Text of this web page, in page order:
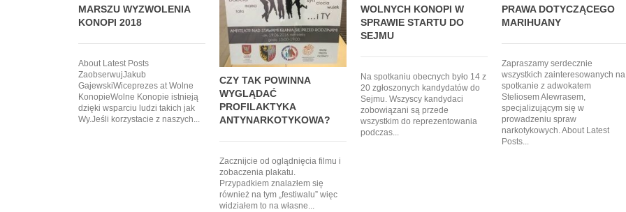
MARSZU WYZWOLENIA
KONOPI 2018
About Latest Posts
ZaobserwujJakub
GajewskiWiceprezes at Wolne
KonopieWolne Konopie istnieją
dzięki wsparciu ludzi takich jak
Wy.Jeśli korzystacie z naszych...
CZY TAK POWINNA
WYGLĄDAĆ
PROFILAKTYKA
ANTYNARKOTYKOWA?
Zacznijcie od oglądnięcia filmu i
zobaczenia plakatu.
Przypadkiem znalazłem się
również na tym „festiwalu” więc
widziałem to na własne...
WOLNYCH KONOPI W
SPRAWIE STARTU DO
SEJMU
Na spotkaniu obecnych było 14 z
20 zgłoszonych kandydatów do
Sejmu. Wszyscy kandydaci
zobowiązani są przede
wszystkim do reprezentowania
podczas...
PRAWA DOTYCZĄCEGO
MARIHUANY
Zapraszamy serdecznie
wszystkich zainteresowanych na
spotkanie z adwokatem
Steliosem Alewrasem,
specjalizującym się w
prowadzeniu spraw
narkotykowych. About Latest
Posts...